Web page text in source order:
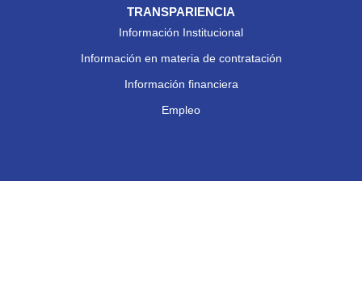
TRANSPARIENCIA
Información Institucional
Información en materia de contratación
Información financiera
Empleo